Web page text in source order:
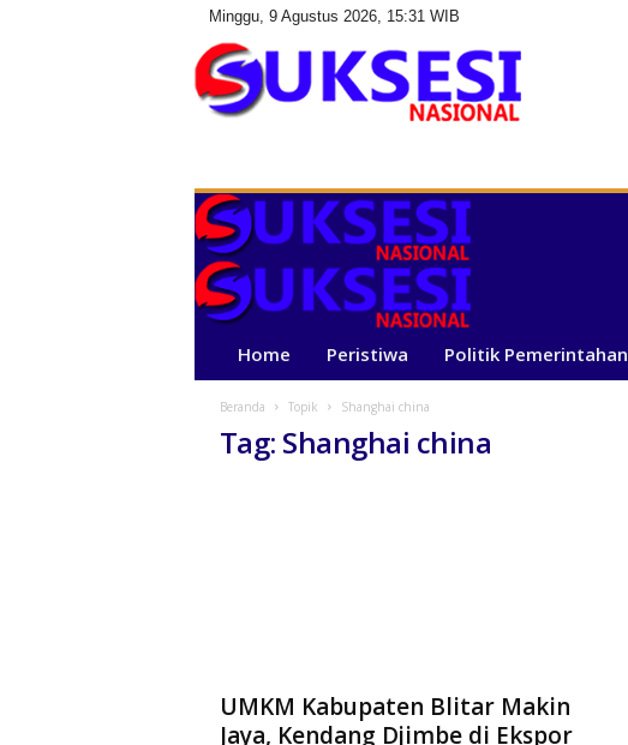
Minggu, 9 Agustus 2026, 15:31 WIB
s
e
i
N
i
Home Peristiwa Politik Pemerintahan
Beranda Topik Shanghai china
Tag: Shanghai china
UMKM Kabupaten Blitar Makin
Jaya, Kendang Djimbe di Ekspor